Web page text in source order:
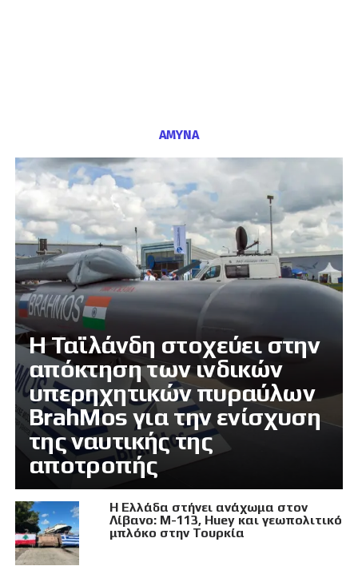
ΑΜΥΝΑ
Η Ταϊλάνδη στοχεύει στην
απόκτηση των ινδικών
υπερηχητικών πυραύλων
BrahMos για την ενίσχυση
της ναυτικής της
αποτροπής
Η Ελλάδα στήνει ανάχωμα στον
Λίβανο: M-113, Huey και γεωπολιτικό
μπλόκο στην Τουρκία